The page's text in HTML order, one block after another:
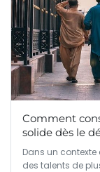
Comment
solide dès le
Dans un
des talents de